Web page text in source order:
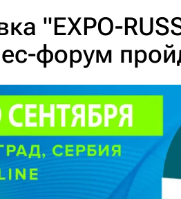
"EXPO-
форум